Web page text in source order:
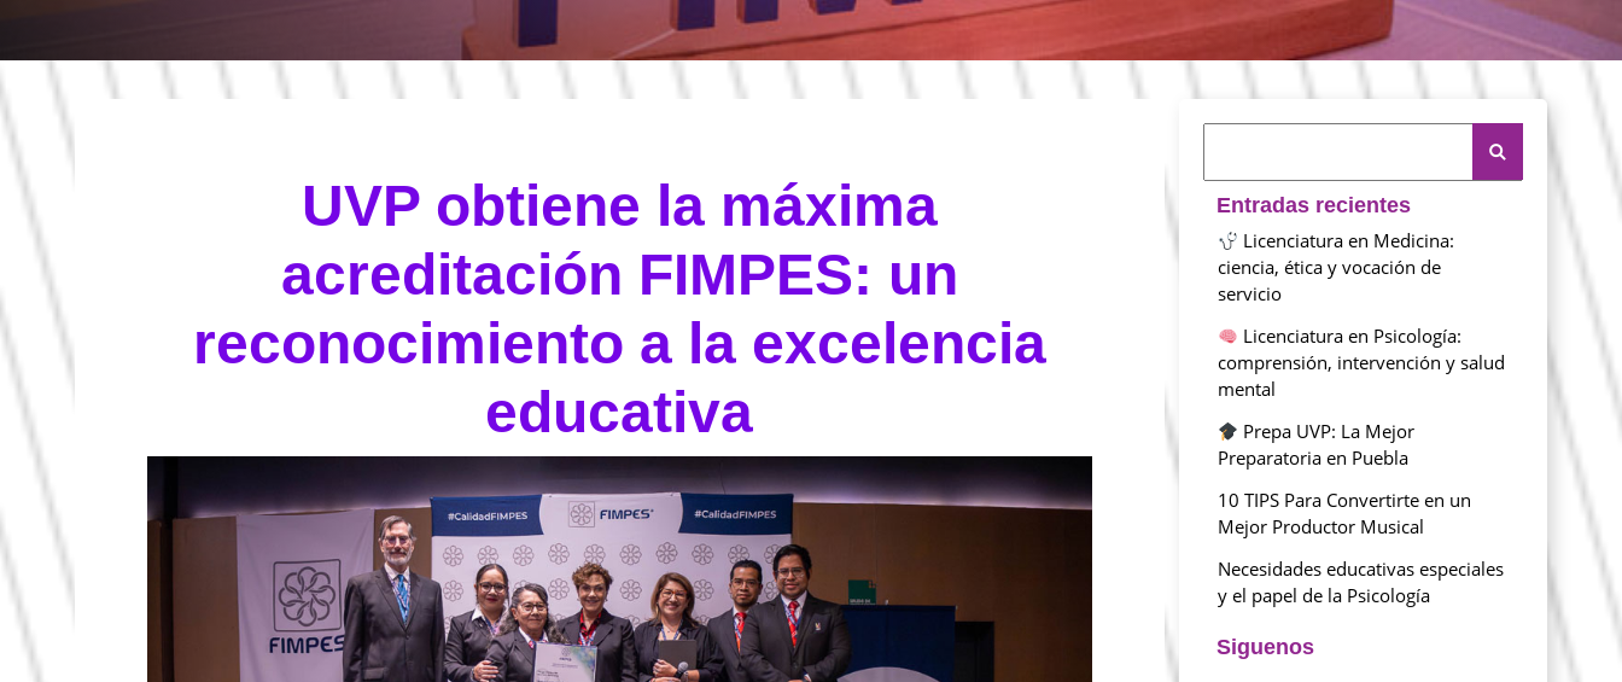
UVP obtiene la máxima
acreditación FIMPES: un
reconocimiento a la excelencia
educativa
Entradas recientes
Licenciatura en Medicina:
ciencia, ética y vocación de
servicio
Licenciatura en Psicología:
comprensión, intervención y salud
mental
Prepa UVP: La Mejor
Preparatoria en Puebla
10 TIPS Para Convertirte en un
Mejor Productor Musical
Necesidades educativas especiales
y el papel de la Psicología
Siguenos